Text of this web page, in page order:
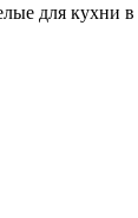
для кухни в